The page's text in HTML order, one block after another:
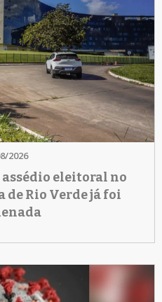
2026
eleitoral no
de Rio Verde já foi